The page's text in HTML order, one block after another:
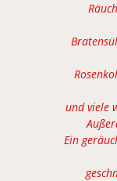
und viele
Ein